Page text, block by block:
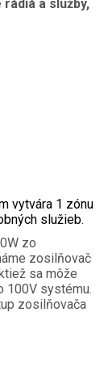
a služby,
vytvára 1 zónu
služieb.
zo
zosilňovač
sa môže
100V systému.
zosilňovača